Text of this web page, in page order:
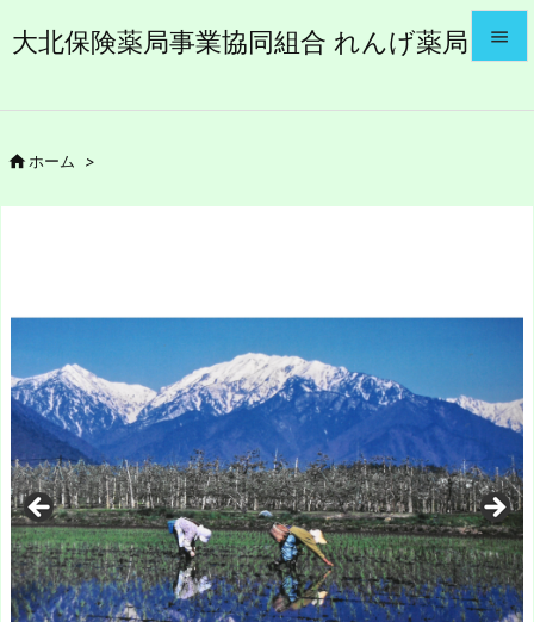
大北保険薬局事業協同組合 れんげ薬局 
メニュ

ホーム >